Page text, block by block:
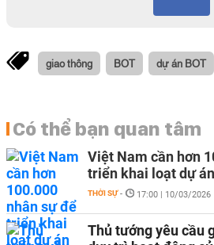
giao thông BOT dự án BOT
Có thể bạn quan tâm
Việt Nam cần hơn
triển khai loạt dự
THỜI SỰ - 17:00 | 10/03/2026
Thủ tướng yêu cầu